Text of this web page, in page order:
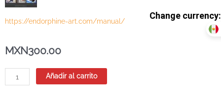
https://endorphine-art.com/manual/
MXN300.00
uso
Añadir al carrito